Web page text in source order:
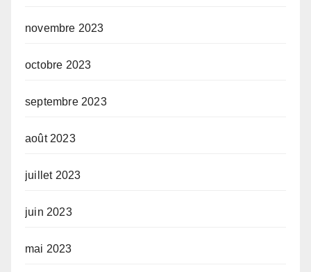
novembre 2023
octobre 2023
septembre 2023
août 2023
juillet 2023
juin 2023
mai 2023